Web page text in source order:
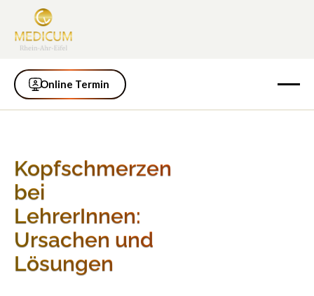
Online Termin
Online Termin
Kopfschmerzen
bei
LehrerInnen:
Ursachen und
Lösungen